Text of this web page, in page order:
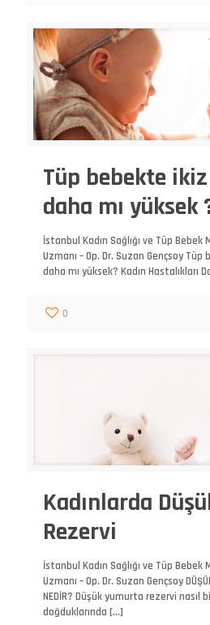
Tüp bebekte ikiz
daha mı yüksek
İstanbul Kadın Sağlığı ve Tüp Bebek
Uzmanı – Op. Dr. Suzan Gençsoy
daha mı yüksek? Kadın Hastalıkları
0
Kadınlarda
Rezervi
İstanbul Kadın Sağlığı ve Tüp Bebek
Uzmanı – Op. Dr. Suzan Gençsoy
NEDİR? Düşük yumurta rezervi nasıl
doğduklarında […]